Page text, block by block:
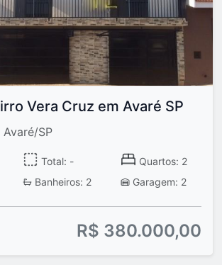
Vera Cruz em Avaré SP
SP
Total: -
Quartos: 2
Banheiros: 2 Garagem: 2
R$ 380.000,00